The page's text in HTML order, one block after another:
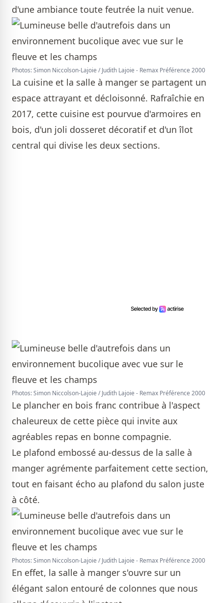
d'une ambiance toute feutrée la nuit venue.
Photos: Simon Niccolson-Lajoie / Judith Lajoie - Remax Préférence 2000
La cuisine et la salle à manger se partagent un
espace attrayant et décloisonné. Rafraîchie en
2017, cette cuisine est pourvue d'armoires en
bois, d'un joli dosseret décoratif et d'un îlot
central qui divise les deux sections.
Photos: Simon Niccolson-Lajoie / Judith Lajoie - Remax Préférence 2000
Le plancher en bois franc contribue à l'aspect
chaleureux de cette pièce qui invite aux
agréables repas en bonne compagnie.
Le plafond embossé au-dessus de la salle à
manger agrémente parfaitement cette section,
tout en faisant écho au plafond du salon juste
à côté.
Photos: Simon Niccolson-Lajoie / Judith Lajoie - Remax Préférence 2000
En effet, la salle à manger s'ouvre sur un
élégant salon entouré de colonnes que nous